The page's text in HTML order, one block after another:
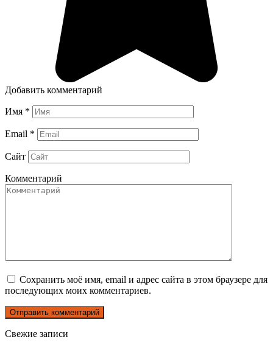
Добавить комментарий
Имя *
Email *
Сайт
Комментарий
Сохранить моё имя, email и адрес сайта в этом браузере для
последующих моих комментариев.
Свежие записи